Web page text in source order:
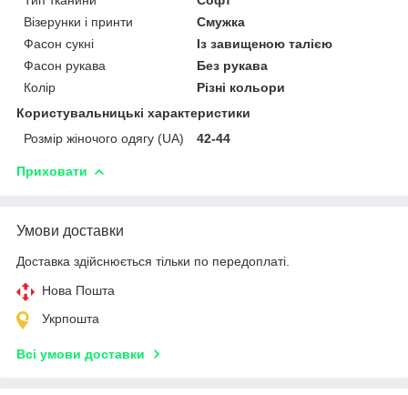
Візерунки і принти
Смужка
Фасон сукні
Із завищеною талією
Фасон рукава
Без рукава
Колір
Різні кольори
Користувальницькі характеристики
Розмір жіночого одягу (UA)
42-44
Приховати
Умови доставки
Доставка здійснюється тільки по передоплаті.
Нова Пошта
Укрпошта
Всі умови доставки